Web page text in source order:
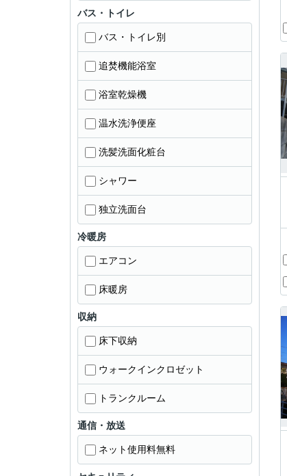
バス・トイレ
バス・トイレ別
追焚機能浴室
浴室乾燥機
温水洗浄便座
洗髪洗面化粧台
シャワー
独立洗面台
冷暖房
エアコン
床暖房
収納
床下収納
ウォークインクロゼット
トランクルーム
通信・放送
ネット使用料無料